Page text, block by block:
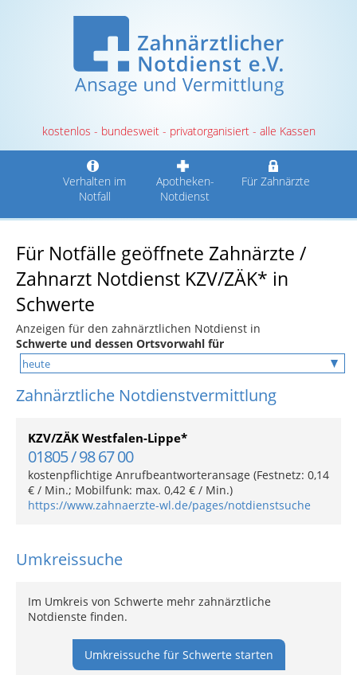
kostenlos - bundesweit - privatorganisiert - alle Kassen
Verhalten im
Notfall
Apotheken-
Notdienst
Für Zahnärzte
Für Notfälle geöffnete Zahnärzte /
Zahnarzt Notdienst KZV/ZÄK* in
Schwerte
Anzeigen für den zahnärztlichen Notdienst in
Schwerte und dessen Ortsvorwahl für
Zahnärztliche Notdienstvermittlung
KZV/ZÄK Westfalen-Lippe*
01805 / 98 67 00
kostenpflichtige Anrufbeantworteransage (Festnetz: 0,14
€ / Min.; Mobilfunk: max. 0,42 € / Min.)
https://www.zahnaerzte-wl.de/pages/notdienstsuche
Umkreissuche
Im Umkreis von Schwerte mehr zahnärztliche
Notdienste finden.
Umkreissuche für Schwerte starten